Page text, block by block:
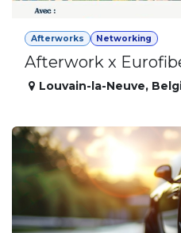
Afterworks Networking
Afterwork x
Louvain-la-Neuve,